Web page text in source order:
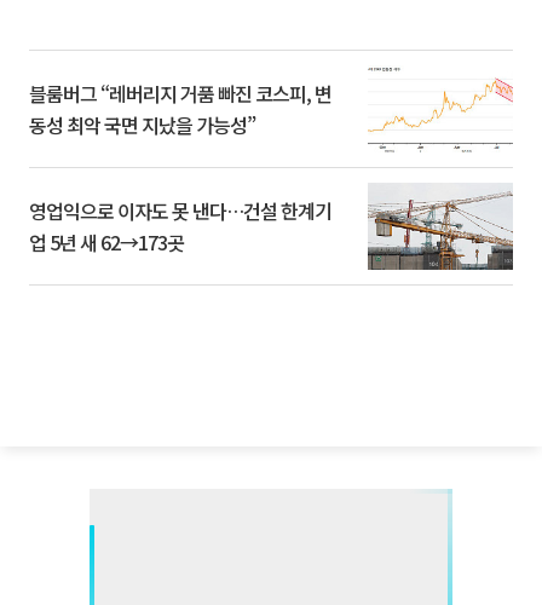
블룸버그 “레버리지 거품 빠진 코스피, 변
동성 최악 국면 지났을 가능성”
영업익으로 이자도 못 낸다…건설 한계기
업 5년 새 62→173곳